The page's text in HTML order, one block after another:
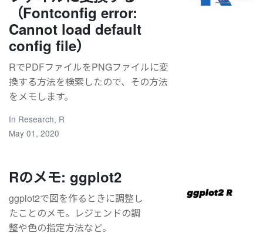
（Fontconfig error:
Cannot load default
config file）
RでPDFファイルをPNGファイルに変
換する方法を検索したので、その方法
をメモします。
In Research, R
May 01, 2020
Rのメモ: ggplot2
ggplot2で図を作るときに調整し
たことのメモ。レジェンドの調
整や色の指定方法など。